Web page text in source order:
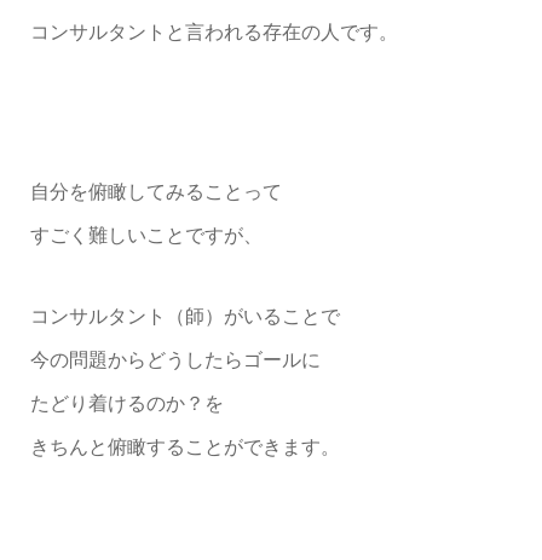
コンサルタントと言われる存在の人です。
自分を俯瞰してみることって
すごく難しいことですが、
コンサルタント（師）がいることで
今の問題からどうしたらゴールに
たどり着けるのか？を
きちんと俯瞰することができます。